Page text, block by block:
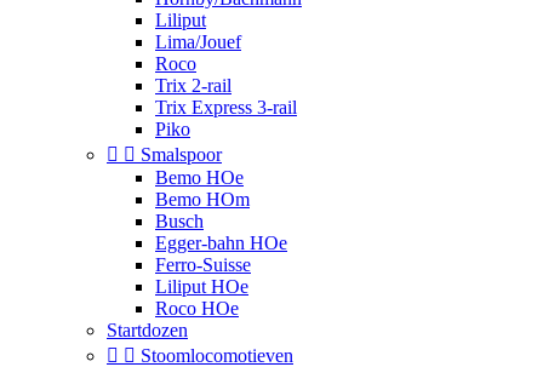
Liliput
Lima/Jouef
Roco
Trix 2-rail
Trix Express 3-rail
Piko
  Smalspoor
Bemo HOe
Bemo HOm
Busch
Egger-bahn HOe
Ferro-Suisse
Liliput HOe
Roco HOe
Startdozen
  Stoomlocomotieven